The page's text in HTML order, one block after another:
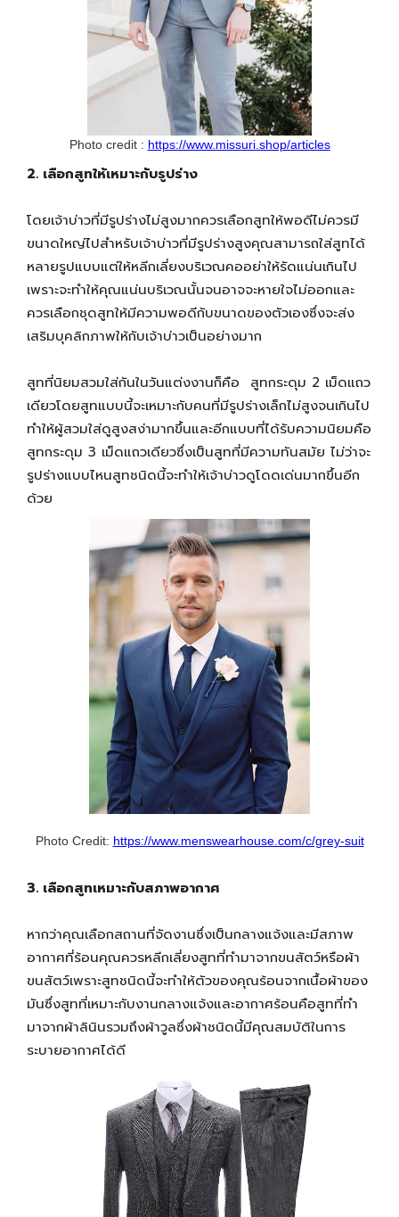
Photo credit : https://www.missuri.shop/articles
2. เลือกสูทให้เหมาะกับรูปร่าง
โดยเจ้าบ่าวที่มีรูปร่างไม่สูงมากควรเลือกสูทให้พอดีไม่ควรมี
ขนาดใหญ่ไปสำหรับเจ้าบ่าวที่มีรูปร่างสูงคุณสามารถใส่สูทได้
หลายรูปแบบแต่ให้หลีกเลี่ยงบริเวณคออย่าให้รัดแน่นเกินไป
เพราะจะทำให้คุณแน่นบริเวณนั้นจนอาจจะหายใจไม่ออกและ
ควรเลือกชุดสูทให้มีความพอดีกับขนาดของตัวเองซึ่งจะส่ง
เสริมบุคลิกภาพให้กับเจ้าบ่าวเป็นอย่างมาก
สูทที่นิยมสวมใส่กันในวันแต่งงานก็คือ สูทกระดุม 2 เม็ดแถว
เดียวโดยสูทแบบนี้จะเหมาะกับคนที่มีรูปร่างเล็กไม่สูงจนเกินไป
ทำให้ผู้สวมใส่ดูสูงสง่ามากขึ้นและอีกแบบที่ได้รับความนิยมคือ
สูทกระดุม 3 เม็ดแถวเดียวซึ่งเป็นสูทที่มีความทันสมัย ไม่ว่าจะ
รูปร่างแบบไหนสูทชนิดนี้จะทำให้เจ้าบ่าวดูโดดเด่นมากขึ้นอีก
ด้วย
Photo Credit: https://www.menswearhouse.com/c/grey-suit
3. เลือกสูทเหมาะกับสภาพอากาศ
หากว่าคุณเลือกสถานที่จัดงานซึ่งเป็นกลางแจ้งและมีสภาพ
อากาศที่ร้อนคุณควรหลีกเลี่ยงสูทที่ทำมาจากขนสัตว์หรือผ้า
ขนสัตว์เพราะสูทชนิดนี้จะทำให้ตัวของคุณร้อนจากเนื้อผ้าของ
มันซึ่งสูทที่เหมาะกับงานกลางแจ้งและอากาศร้อนคือสูทที่ทำ
มาจากผ้าลินินรวมถึงผ้าวูลซึ่งผ้าชนิดนี้มีคุณสมบัติในการ
ระบายอากาศได้ดี